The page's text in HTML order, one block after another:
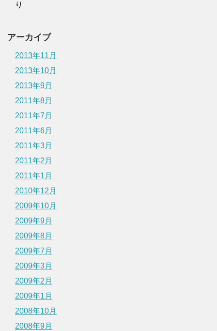
り
アーカイブ
2013年11月
2013年10月
2013年9月
2011年8月
2011年7月
2011年6月
2011年3月
2011年2月
2011年1月
2010年12月
2009年10月
2009年9月
2009年8月
2009年7月
2009年3月
2009年2月
2009年1月
2008年10月
2008年9月